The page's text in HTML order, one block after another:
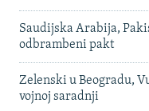
Saudijska Arabija,
odbrambeni pakt
Zelenski u Beogradu,
vojnoj saradnji